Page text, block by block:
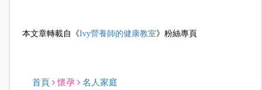
本文章轉載自《Ivy營養師的健康教室》粉絲專頁
首頁 懷孕 名人家庭